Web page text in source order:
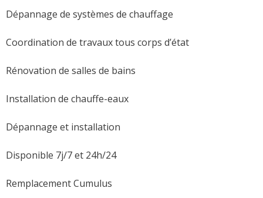
Dépannage de systèmes de chauffage
Coordination de travaux tous corps d’état
Rénovation de salles de bains
Installation de chauffe-eaux
Dépannage et installation
Disponible 7j/7 et 24h/24
Remplacement Cumulus